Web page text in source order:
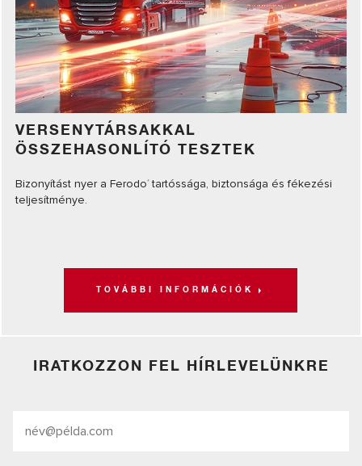
VERSENYTÁRSAKKAL
ÖSSZEHASONLÍTÓ TESZTEK
Bizonyítást nyer a Ferodo® tartóssága, biztonsága és fékezési
teljesítménye.
TOVÁBBI INFORMÁCIÓK
IRATKOZZON FEL HÍRLEVELÜNKRE